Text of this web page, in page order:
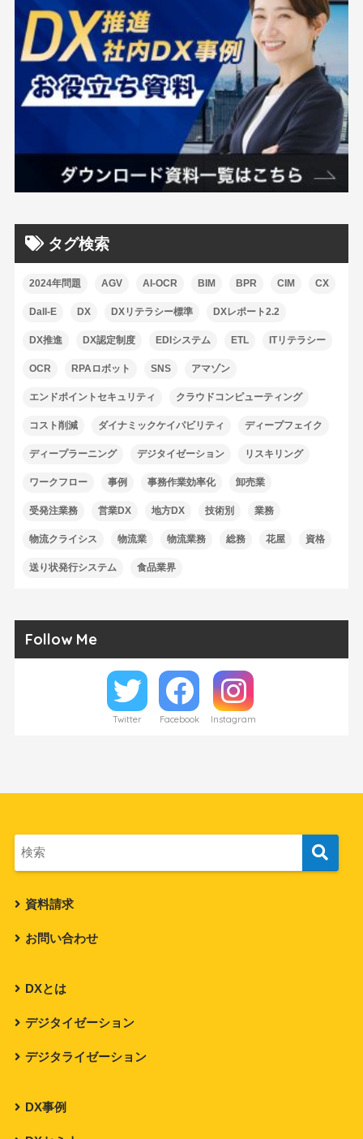
タグ検索
2024年問題 AGV AI-OCR BIM BPR CIM CX
Dall-E DX DXリテラシー標準 DXレポート2.2
DX推進 DX認定制度 EDIシステム ETL ITリテラシー
OCR RPAロボット SNS アマゾン
エンドポイントセキュリティ クラウドコンピューティング
コスト削減 ダイナミックケイパビリティ ディープフェイク
ディープラーニング デジタイゼーション リスキリング
ワークフロー 事例 事務作業効率化 卸売業
受発注業務 営業DX 地方DX 技術別 業務
物流クライシス 物流業 物流業務 総務 花屋 資格
送り状発行システム 食品業界
Follow Me
Twitter Facebook Instagram
資料請求
お問い合わせ
DXとは
デジタイゼーション
デジタライゼーション
DX事例